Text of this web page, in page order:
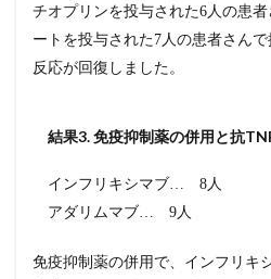
チオプリンを投与された6人の患
ートを投与された7人の患者さん
反応が回復しました。
結果3. 免疫抑制薬の併用と抗
インフリキシマブ… 8人
アダリムマブ… 9人
免疫抑制薬の併用で、インフリキ